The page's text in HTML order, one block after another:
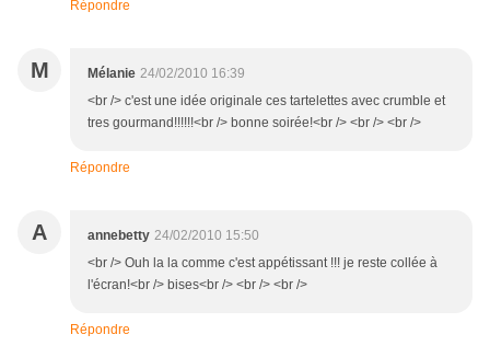
Répondre
M Mélanie 24/02/2010 16:39
<br /> c'est une idée originale ces tartelettes avec crumble et
tres gourmand!!!!!!<br /> bonne soirée!<br /> <br /> <br />
Répondre
A annebetty 24/02/2010 15:50
<br /> Ouh la la comme c'est appétissant !!! je reste collée à
l'écran!<br /> bises<br /> <br /> <br />
Répondre